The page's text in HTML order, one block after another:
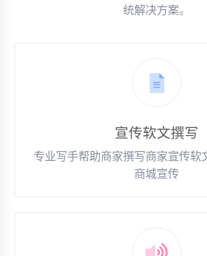
统解决方案。
宣传软文撰写
专业写手帮助商家撰写商家宣传软
商城宣传